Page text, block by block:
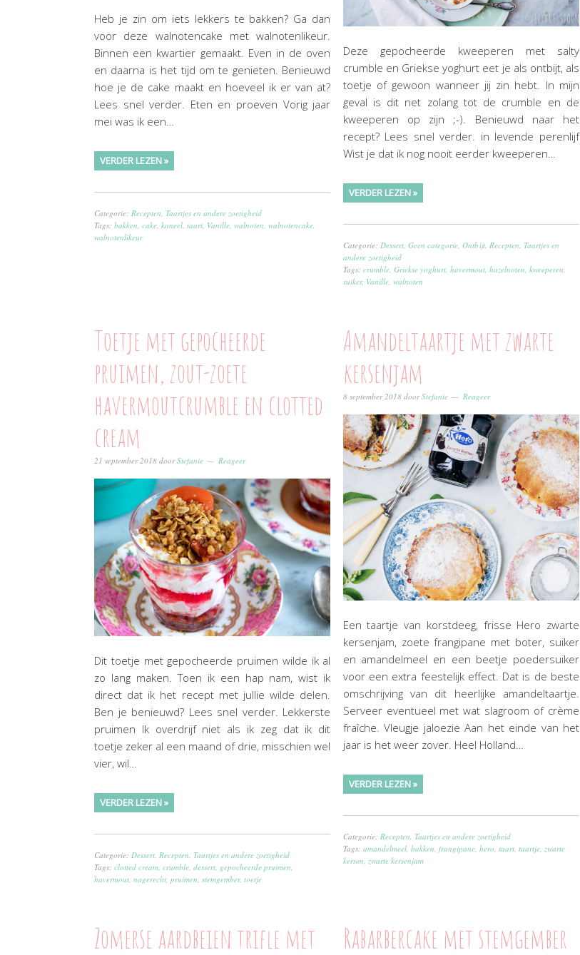
Heb je zin om iets lekkers te bakken? Ga dan
voor deze walnotencake met walnotenlikeur.
Binnen een kwartier gemaakt. Even in de oven
en daarna is het tijd om te genieten. Benieuwd
hoe je de cake maakt en hoeveel ik er van at?
Lees snel verder. Eten en proeven Vorig jaar
mei was ik een…
VERDER LEZEN »
Categorie: Recepten Taartjes en andere zoetigheid
Tags: bakken cake kaneel taart Vanille walnoten walnotencake
walnotenlikeur
Deze gepocheerde kweeperen met salty
crumble en Griekse yoghurt eet je als ontbijt, als
toetje of gewoon wanneer jij zin hebt. In mijn
geval is dit net zolang tot de crumble en de
kweeperen op zijn ;-). Benieuwd naar het
recept? Lees snel verder. in levende perenlijf
Wist je dat ik nog nooit eerder kweeperen…
VERDER LEZEN »
Categorie: Dessert, Geen categorie, Ontbijt, Recepten Taartjes en
andere zoetigheid
Tags: crumble, Griekse yoghurt, havermout, hazelnoten kweeperen
suiker, Vanille, walnoten
Toetje met gepocheerde
pruimen, zout-zoete
havermoutcrumble en clotted
cream
21 september 2018 doorStefanie Reageer
Dit toetje met gepocheerde pruimen wilde ik al
zo lang maken. Toen ik een hap nam, wist ik
direct dat ik het recept met jullie wilde delen.
Ben je benieuwd? Lees snel verder. Lekkerste
pruimen Ik overdrijf niet als ik zeg dat ik dit
toetje zeker al een maand of drie, misschien wel
vier, wil…
VERDER LEZEN »
Categorie: Dessert Recepten Taartjes en andere zoetigheid
Tags: clotted cream crumble dessert gepocheerde pruimen
havermout nagerecht pruimen stemgember, toetje
Amandeltaartje met zwarte
kersenjam
8 september 2018doorStefanie Reageer
Een taartje van korstdeeg, frisse Hero zwarte
kersenjam, zoete frangipane met boter, suiker
en amandelmeel en een beetje poedersuiker
voor een extra feestelijk effect. Dat is de beste
omschrijving van dit heerlijke amandeltaartje.
Serveer eventueel met wat slagroom of crème
fraîche. Vleugje jaloezie Aan het einde van het
jaar is het weer zover. Heel Holland…
VERDER LEZEN »
Categorie: Recepten Taartjes en andere zoetigheid
Tags: amandelmeel, bakken frangipane, hero taart, taartje, zwarte
kersen zwarte kersenjam
Zomerse aardbeien trifle met
Rabarbercake met stemgember